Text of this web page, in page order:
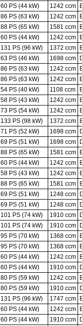
60 PS (44 kW) 1242 ccm
86 PS (63 kW) 1242 ccm
88 PS (65 kW) 1581 ccm
60 PS (44 kW) 1242 ccm
131 PS (96 kW) 1372 ccm
63 PS (46 kW) 1698 ccm
86 PS (63 kW) 1242 ccm
86 PS (63 kW) 1242 ccm
54 PS (40 kW) 1108 ccm
58 PS (43 kW) 1242 ccm
73 PS (54 kW) 1242 ccm
133 PS (98 kW) 1372 ccm
71 PS (52 kW) 1698 ccm
69 PS (51 kW) 1698 ccm
88 PS (65 kW) 1581 ccm
60 PS (44 kW) 1242 ccm
58 PS (43 kW) 1242 ccm
88 PS (65 kW) 1581 ccm
69 PS (51 kW) 1248 ccm
69 PS (51 kW) 1248 ccm
101 PS (74 kW) 1910 ccm
101 PS (74 kW) 1910 ccm
95 PS (70 kW) 1368 ccm
95 PS (70 kW) 1368 ccm
60 PS (44 kW) 1242 ccm
60 PS (44 kW) 1910 ccm
80 PS (59 kW) 1242 ccm
80 PS (59 kW) 1910 ccm
131 PS (96 kW) 1747 ccm
60 PS (44 kW) 1242 ccm
60 PS (44 kW) 1910 ccm